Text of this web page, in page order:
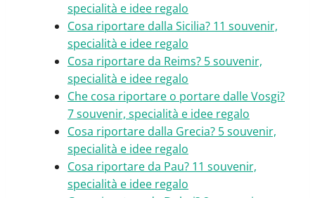
specialità e idee regalo
Cosa riportare dalla Sicilia? 11 souvenir,
specialità e idee regalo
Cosa riportare da Reims? 5 souvenir,
specialità e idee regalo
Che cosa riportare o portare dalle Vosgi?
7 souvenir, specialità e idee regalo
Cosa riportare dalla Grecia? 5 souvenir,
specialità e idee regalo
Cosa riportare da Pau? 11 souvenir,
specialità e idee regalo